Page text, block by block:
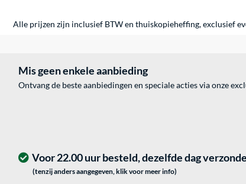
Alle prijzen zijn inclusief BTW en thuiskopieheffing, exclusief
Mis geen enkele aanbieding
Ontvang de beste aanbiedingen en speciale acties via onze
Voor 22.00 uur besteld, dezelfde dag
(tenzij anders aangegeven, klik voor meer info)